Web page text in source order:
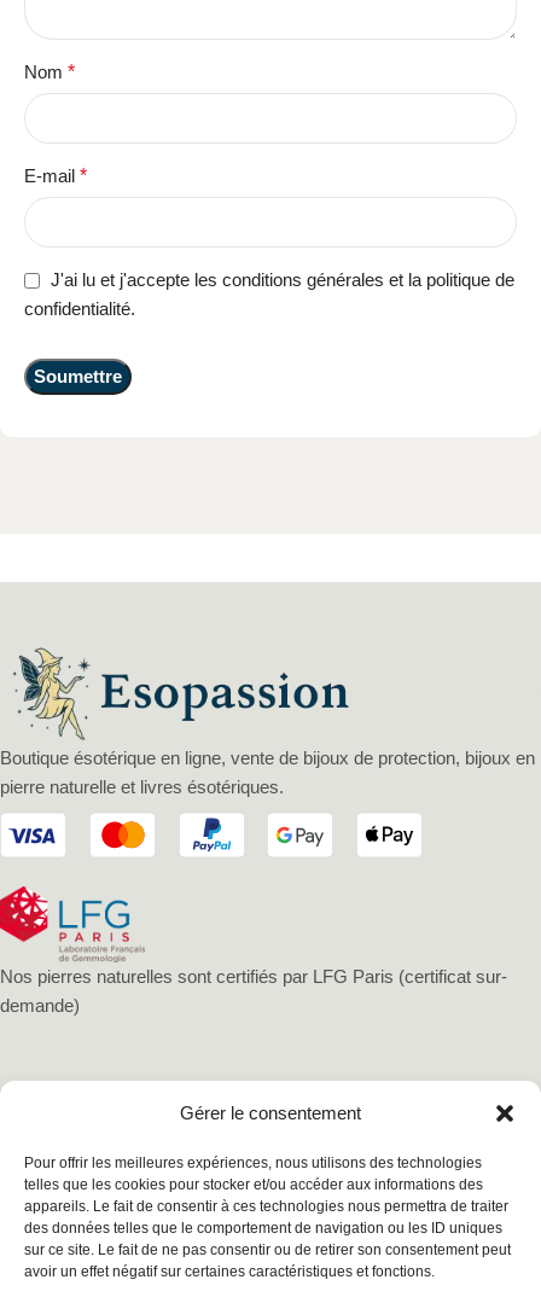
Gérer le consentement
Pour offrir les meilleures expériences, nous utilisons des technologies
telles que les cookies pour stocker et/ou accéder aux informations des
appareils. Le fait de consentir à ces technologies nous permettra de traiter
des données telles que le comportement de navigation ou les ID uniques
sur ce site. Le fait de ne pas consentir ou de retirer son consentement peut
avoir un effet négatif sur certaines caractéristiques et fonctions.
Nom *
E-mail *
J'ai lu et j'accepte les conditions générales et la politique de
confidentialité.
Boutique ésotérique en ligne, vente de bijoux de protection, bijoux en
pierre naturelle et livres ésotériques.
Nos pierres naturelles sont certifiés par LFG Paris (certificat sur-
demande)